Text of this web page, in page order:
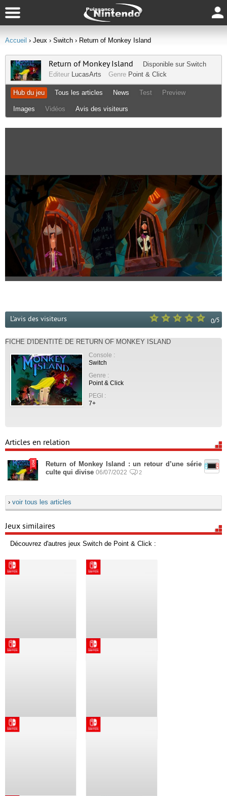
Accueil › Jeux › Switch › Return of Monkey Island
Return of Monkey Island Disponible sur Switch
Editeur LucasArts Genre Point & Click
Hub du jeu Tous les articles News Test Preview
Images Vidéos Avis des visiteurs
0/5
L'avis des visiteurs
FICHE D'IDENTITÉ DE RETURN OF MONKEY ISLAND
Console :
Switch
Genre :
Point & Click
PEGI :
7+
Articles en relation
Return of Monkey Island : un retour d’une série
culte qui divise 06/07/2022 2
› voir tous les articles
Jeux similaires
Découvrez d'autres jeux Switch de Point & Click :